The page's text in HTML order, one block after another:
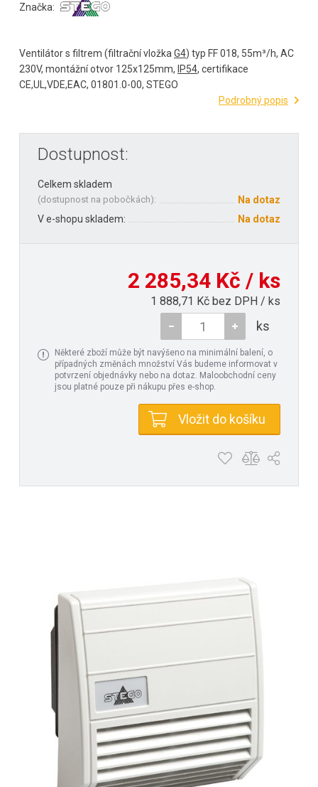
Značka:
Ventilátor s filtrem (filtrační vložkaG4) typ FF 018, 55m³/h, AC
230V, montážní otvor 125x125mm, IP54, certifikace
CE,UL,VDE,EAC, 01801.0-00, STEGO
Podrobný popis
Dostupnost:
Celkem skladem
(dostupnost na pobočkách):
Na dotaz
V e-shopu skladem:
Na dotaz
2 285,34 Kč / ks
1 888,71 Kč bez DPH / ks
ks
Některé zboží může být navýšeno na minimální balení, o
případných změnách množství Vás budeme informovat v
potvrzení objednávky nebo na dotaz. Maloobchodní ceny
jsou platné pouze při nákupu přes e-shop.
Vložit do košíku